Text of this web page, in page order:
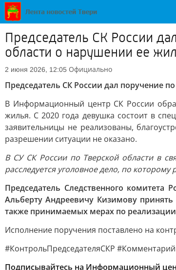
Председатель СК России
области о нарушении ее
2 июня 2026, 12:05 Официально
Председатель СК России дал поручение
В Информационный центр СК России
жилья. С 2020 года девушка состоит в
заявительницы не реализованы,
разрешении ситуации не оказано.
В СУ СК России по Тверской области в
расследуется уголовное дело, по
Председатель Следственного
Альберту Андреевичу Кизимову
также принимаемых мерах по
Исполнение поручения поставлено на
#КонтрольПредседателяСКР
Подписывайтесь на Информационный